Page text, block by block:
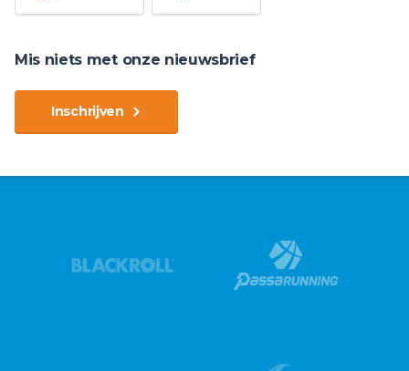
Mis niets met onze nieuwsbrief
Inschrijven